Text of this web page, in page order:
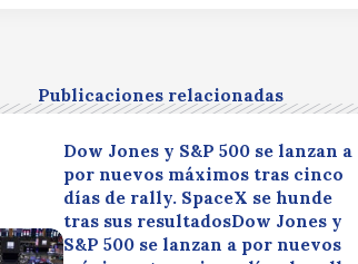
Publicaciones relacionadas
Dow Jones y S&P 500 se lanzan a
por nuevos máximos tras cinco
días de rally. SpaceX se hunde
tras sus resultadosDow Jones y
S&P 500 se lanzan a por nuevos